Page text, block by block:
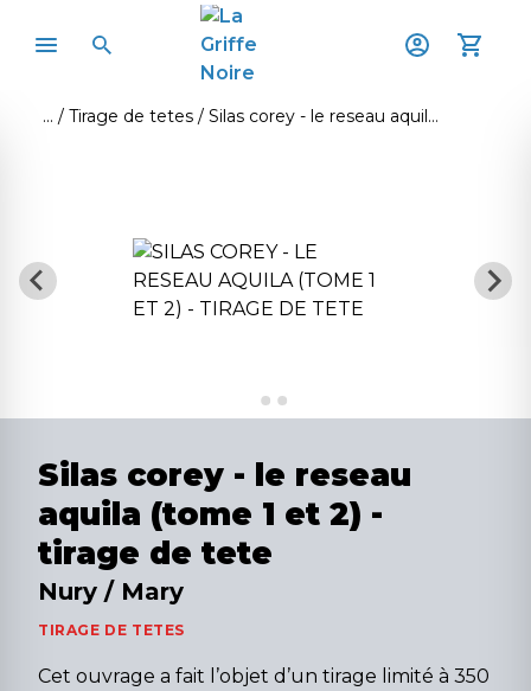
Tirage de tetes Silas corey - le reseau aquila (tome 1 et 2) - tirage de tete
Silas corey - le reseau
aquila (tome 1 et 2) -
tirage de tete
Nury / Mary
TIRAGE DE TETES
Cet ouvrage a fait l’objet d’un tirage limité à 350